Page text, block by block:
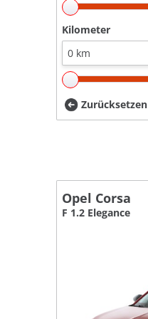
Kilometer
Zurücksetzen
Opel Corsa
F 1.2 Elegance